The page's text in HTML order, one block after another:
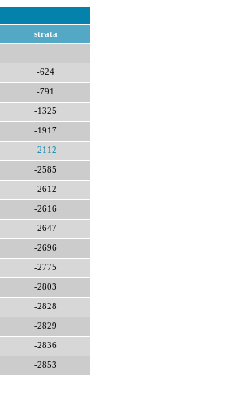
strata
-624
-791
-1325
-1917
-2112
-2585
-2612
-2616
-2647
-2696
-2775
-2803
-2828
-2829
-2836
-2853